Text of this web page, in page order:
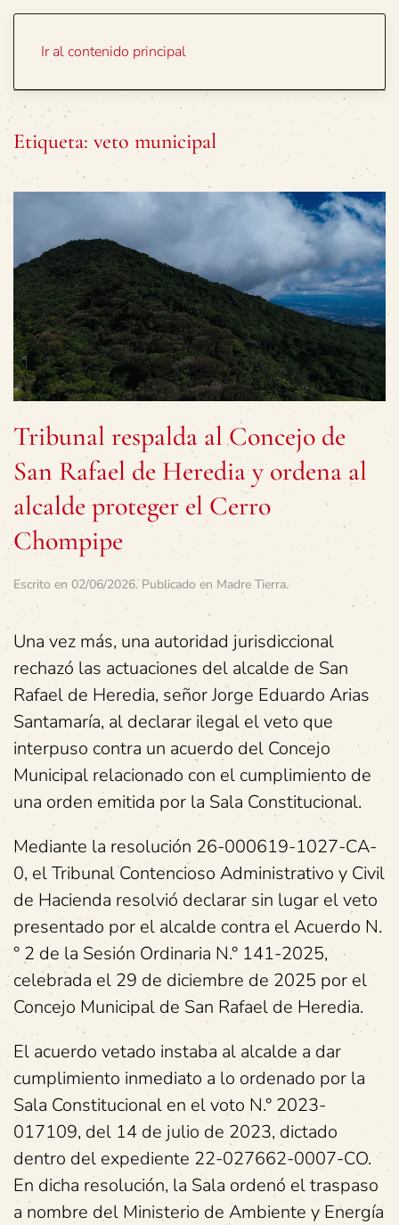
Ir al contenido principal
Etiqueta: veto municipal
Tribunal respalda al Concejo de
San Rafael de Heredia y ordena al
alcalde proteger el Cerro
Chompipe
Escrito en 02/06/2026. Publicado en Madre Tierra.
Una vez más, una autoridad jurisdiccional
rechazó las actuaciones del alcalde de San
Rafael de Heredia, señor Jorge Eduardo Arias
Santamaría, al declarar ilegal el veto que
interpuso contra un acuerdo del Concejo
Municipal relacionado con el cumplimiento de
una orden emitida por la Sala Constitucional.
Mediante la resolución 26-000619-1027-CA-
0, el Tribunal Contencioso Administrativo y Civil
de Hacienda resolvió declarar sin lugar el veto
presentado por el alcalde contra el Acuerdo N.
° 2 de la Sesión Ordinaria N.° 141-2025,
celebrada el 29 de diciembre de 2025 por el
Concejo Municipal de San Rafael de Heredia.
El acuerdo vetado instaba al alcalde a dar
cumplimiento inmediato a lo ordenado por la
Sala Constitucional en el voto N.° 2023-
017109, del 14 de julio de 2023, dictado
dentro del expediente 22-027662-0007-CO.
En dicha resolución, la Sala ordenó el traspaso
a nombre del Ministerio de Ambiente y Energía